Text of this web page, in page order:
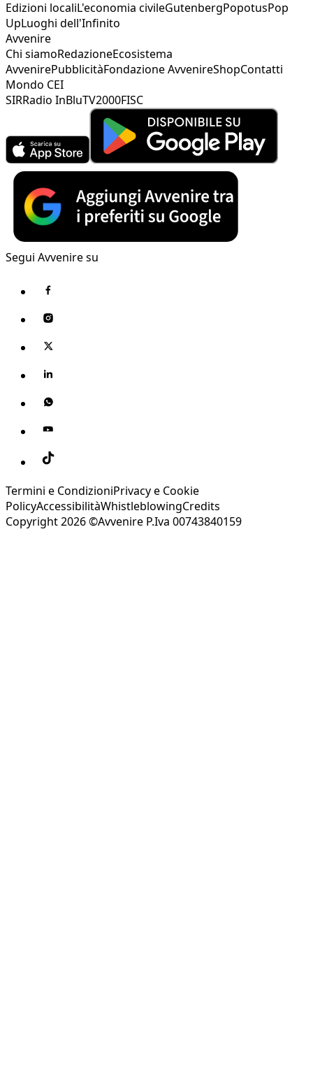
Edizioni localiL'economia civileGutenbergPopotusPop
UpLuoghi dell'Infinito
Avvenire
Chi siamoRedazioneEcosistema
AvvenirePubblicitàFondazione AvvenireShopContatti
Mondo CEI
SIRRadio InBluTV2000FISC
Segui Avvenire su
Termini e CondizioniPrivacy e Cookie
PolicyAccessibilitàWhistleblowingCredits
Copyright 2026 ©Avvenire P.Iva 00743840159